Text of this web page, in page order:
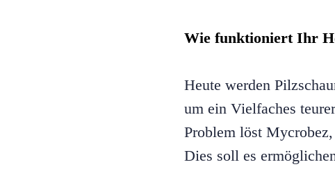
Wie funktioniert Ihr
Heute werden
um ein Vielfaches
Problem löst
Dies soll es